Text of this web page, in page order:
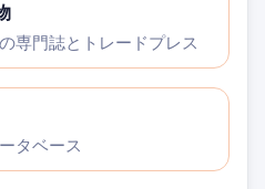
専門誌とトレードプレス
タベース